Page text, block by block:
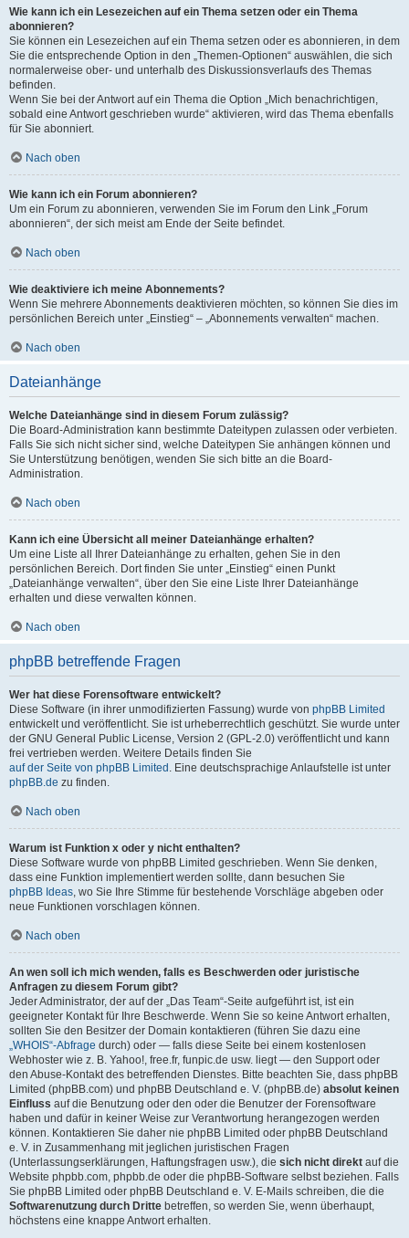
Wie kann ich ein Lesezeichen auf ein Thema setzen oder ein Thema
abonnieren?
Sie können ein Lesezeichen auf ein Thema setzen oder es abonnieren, in dem
Sie die entsprechende Option in den „Themen-Optionen“ auswählen, die sich
normalerweise ober- und unterhalb des Diskussionsverlaufs des Themas
befinden.
Wenn Sie bei der Antwort auf ein Thema die Option „Mich benachrichtigen,
sobald eine Antwort geschrieben wurde“ aktivieren, wird das Thema ebenfalls
für Sie abonniert.
Nach oben
Wie kann ich ein Forum abonnieren?
Um ein Forum zu abonnieren, verwenden Sie im Forum den Link „Forum
abonnieren“, der sich meist am Ende der Seite befindet.
Nach oben
Wie deaktiviere ich meine Abonnements?
Wenn Sie mehrere Abonnements deaktivieren möchten, so können Sie dies im
persönlichen Bereich unter „Einstieg“ – „Abonnements verwalten“ machen.
Nach oben
Dateianhänge
Welche Dateianhänge sind in diesem Forum zulässig?
Die Board-Administration kann bestimmte Dateitypen zulassen oder verbieten.
Falls Sie sich nicht sicher sind, welche Dateitypen Sie anhängen können und
Sie Unterstützung benötigen, wenden Sie sich bitte an die Board-
Administration.
Nach oben
Kann ich eine Übersicht all meiner Dateianhänge erhalten?
Um eine Liste all Ihrer Dateianhänge zu erhalten, gehen Sie in den
persönlichen Bereich. Dort finden Sie unter „Einstieg“ einen Punkt
„Dateianhänge verwalten“, über den Sie eine Liste Ihrer Dateianhänge
erhalten und diese verwalten können.
Nach oben
phpBB betreffende Fragen
Wer hat diese Forensoftware entwickelt?
Diese Software (in ihrer unmodifizierten Fassung) wurde von phpBB Limited
entwickelt und veröffentlicht. Sie ist urheberrechtlich geschützt. Sie wurde unter
der GNU General Public License, Version 2 (GPL-2.0) veröffentlicht und kann
frei vertrieben werden. Weitere Details finden Sie
auf der Seite von phpBB Limited . Eine deutschsprachige Anlaufstelle ist unter
phpBB.de zu finden.
Nach oben
Warum ist Funktion x oder y nicht enthalten?
Diese Software wurde von phpBB Limited geschrieben. Wenn Sie denken,
dass eine Funktion implementiert werden sollte, dann besuchen Sie
phpBB Ideas, wo Sie Ihre Stimme für bestehende Vorschläge abgeben oder
neue Funktionen vorschlagen können.
Nach oben
An wen soll ich mich wenden, falls es Beschwerden oder juristische
Anfragen zu diesem Forum gibt?
Jeder Administrator, der auf der „Das Team“-Seite aufgeführt ist, ist ein
geeigneter Kontakt für Ihre Beschwerde. Wenn Sie so keine Antwort erhalten,
sollten Sie den Besitzer der Domain kontaktieren (führen Sie dazu eine
„WHOIS“-Abfrage durch) oder — falls diese Seite bei einem kostenlosen
Webhoster wie z. B. Yahoo!, free.fr, funpic.de usw. liegt — den Support oder
den Abuse-Kontakt des betreffenden Dienstes. Bitte beachten Sie, dass phpBB
Limited (phpBB.com) und phpBB Deutschland e. V. (phpBB.de) absolut keinen
Einfluss auf die Benutzung oder den oder die Benutzer der Forensoftware
haben und dafür in keiner Weise zur Verantwortung herangezogen werden
können. Kontaktieren Sie daher nie phpBB Limited oder phpBB Deutschland
e. V. in Zusammenhang mit jeglichen juristischen Fragen
(Unterlassungserklärungen, Haftungsfragen usw.), die sich nicht direkt auf die
Website phpbb.com, phpbb.de oder die phpBB-Software selbst beziehen. Falls
Sie phpBB Limited oder phpBB Deutschland e. V. E-Mails schreiben, die die
Softwarenutzung durch Dritte betreffen, so werden Sie, wenn überhaupt,
höchstens eine knappe Antwort erhalten.